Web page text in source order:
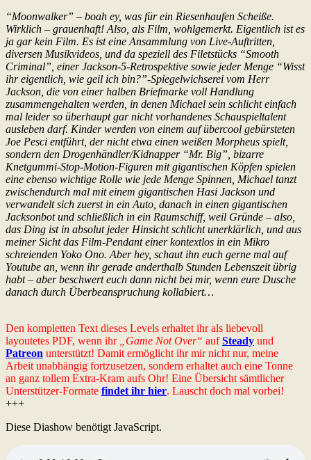
“Moonwalker” – boah ey, was für ein Riesenhaufen Scheiße.
Wirklich – grauenhaft! Also, als Film, wohlgemerkt. Eigentlich ist es
ja gar kein Film. Es ist eine Ansammlung von Live-Auftritten,
diversen Musikvideos, und da speziell des Filetstücks “Smooth
Criminal”, einer Jackson-5-Retrospektive sowie jeder Menge “Wisst
ihr eigentlich, wie geil ich bin?”-Spiegelwichserei vom Herr
Jackson, die von einer halben Briefmarke voll Handlung
zusammengehalten werden, in denen Michael sein schlicht einfach
mal leider so überhaupt gar nicht vorhandenes Schauspieltalent
ausleben darf. Kinder werden von einem auf übercool gebürsteten
Joe Pesci entführt, der nicht etwa einen weißen Morpheus spielt,
sondern den Drogenhändler/Kidnapper “Mr. Big”, bizarre
Knetgummi-Stop-Motion-Figuren mit gigantischen Köpfen spielen
eine ebenso wichtige Rolle wie jede Menge Spinnen, Michael tanzt
zwischendurch mal mit einem gigantischen Hasi Jackson und
verwandelt sich zuerst in ein Auto, danach in einen gigantischen
Jacksonbot und schließlich in ein Raumschiff, weil Gründe – also,
das Ding ist in absolut jeder Hinsicht schlicht unerklärlich, und aus
meiner Sicht das Film-Pendant einer kontextlos in ein Mikro
schreienden Yoko Ono. Aber hey, schaut ihn euch gerne mal auf
Youtube an, wenn ihr gerade anderthalb Stunden Lebenszeit übrig
habt – aber beschwert euch dann nicht bei mir, wenn eure Dusche
danach durch Überbeanspruchung kollabiert…
Den kompletten Text dieses Levels erhaltet ihr als liebevoll
layoutetes PDF, wenn ihr
„Game Not Over“ aufSteady und
Patreon unterstützt! Damit ermöglicht ihr mir nicht nur, meine
Arbeit unabhängig fortzusetzen, sondern erhaltet auch eine Tonne
an ganz tollem Extra-Kram aufs Ohr! Eine Übersicht sämtlicher
Unterstützer-Formate findet ihr hier. Lauscht doch mal vorbei!
+++
Diese Diashow benötigt JavaScript.